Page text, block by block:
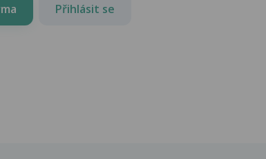
Přihlásit se